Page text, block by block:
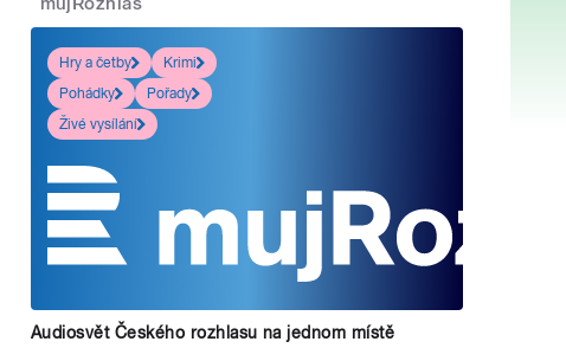
Hry a četby
Krimi
Pohádky
Pořady
Živé vysílání
Audiosvět Českého rozhlasu na jednom místě